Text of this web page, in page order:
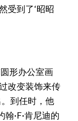
受到了‘昭昭
形办公室画
改变装饰来传
到任时，他
翰·F·肯尼迪的